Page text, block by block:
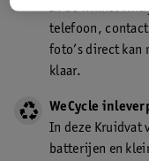
In de winkel vind
telefoon,
foto’s direct kan
klaar.
WeCycle
In deze Kruidvat
batterijen en